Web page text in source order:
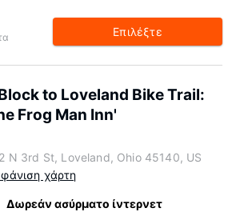
Επιλέξτε
to Loveland Bike Trail:
Frog Man Inn'
N 3rd St, Loveland, Ohio 45140, US
χάρτη
Δωρεάν ασύρματο ίντερνετ